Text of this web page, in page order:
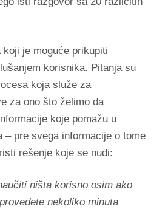
koji je moguće prikupiti
korisnika. Pitanja su
koja služe za
za ono što želimo da
koje pomažu u
– pre svega informacije o tome
rešenje koje se nudi:
ništa korisno osim ako
nekoliko minuta